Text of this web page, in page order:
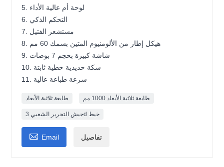
5. لوحة أم عالية الأداء
6. التحكم الذكي
7. مستشعر الفتيل
8. هيكل إطار من الألومنيوم المتين بسمك 60 مم
9. شاشة كبيرة بحجم 7 بوصات
10. سكة حديدية خطية ثابتة
11. سرعة طباعة عالية
طابعة ثلاثية الأبعاد طابعة ثلاثية الأبعاد 1000 مم
جيش التحرير الشعبي 3d خيط
 Email تفاصيل